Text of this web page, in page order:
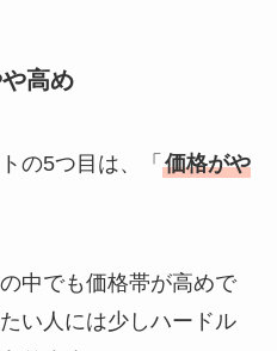
高め
の5つ目は、「 価格がや
中でも価格帯が高めで
い人には少しハードル